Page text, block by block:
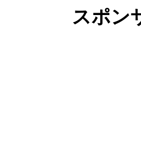
スポン